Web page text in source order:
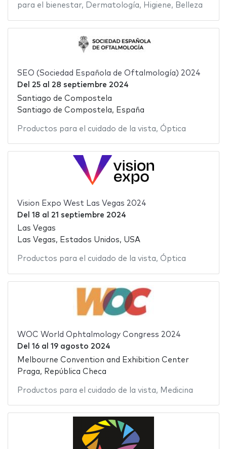
para el bienestar, Dermatología, Higiene, Belleza
SEO (Sociedad Española de Oftalmología) 2024
Del 25al 28 septiembre 2024
Santiago de Compostela
Santiago de Compostela, España
Productos para el cuidado de la vista, Óptica
Vision Expo West Las Vegas 2024
Del 18 al 21 septiembre 2024
Las Vegas
Las Vegas, Estados Unidos, USA
Productos para el cuidado de la vista, Óptica
WOC World Ophtalmology Congress 2024
Del 16al 19 agosto 2024
Melbourne Convention and Exhibition Center
Praga, República Checa
Productos para el cuidado de la vista, Medicina